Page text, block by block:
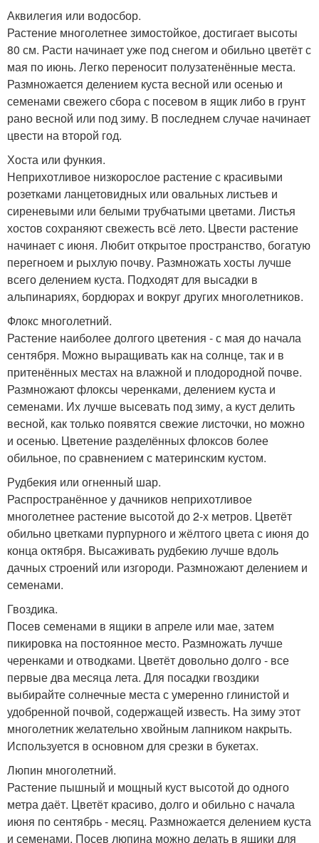
Аквилегия или водосбор.
Растение многолетнее зимостойкое, достигает высоты
80 см. Расти начинает уже под снегом и обильно цветёт с
мая по июнь. Легко переносит полузатенённые места.
Размножается делением куста весной или осенью и
семенами свежего сбора с посевом в ящик либо в грунт
рано весной или под зиму. В последнем случае начинает
цвести на второй год.
Хоста или функия.
Неприхотливое низкорослое растение с красивыми
розетками ланцетовидных или овальных листьев и
сиреневыми или белыми трубчатыми цветами. Листья
хостов сохраняют свежесть всё лето. Цвести растение
начинает с июня. Любит открытое пространство, богатую
перегноем и рыхлую почву. Размножать хосты лучше
всего делением куста. Подходят для высадки в
альпинариях, бордюрах и вокруг других многолетников.
Флокс многолетний.
Растение наиболее долгого цветения - с мая до начала
сентября. Можно выращивать как на солнце, так и в
притенённых местах на влажной и плодородной почве.
Размножают флоксы черенками, делением куста и
семенами. Их лучше высевать под зиму, а куст делить
весной, как только появятся свежие листочки, но можно
и осенью. Цветение разделённых флоксов более
обильное, по сравнением с материнским кустом.
Рудбекия или огненный шар.
Распространённое у дачников неприхотливое
многолетнее растение высотой до 2-х метров. Цветёт
обильно цветками пурпурного и жёлтого цвета с июня до
конца октября. Высаживать рудбекию лучше вдоль
дачных строений или изгороди. Размножают делением и
семенами.
Гвоздика.
Посев семенами в ящики в апреле или мае, затем
пикировка на постоянное место. Размножать лучше
черенками и отводками. Цветёт довольно долго - все
первые два месяца лета. Для посадки гвоздики
выбирайте солнечные места с умеренно глинистой и
удобренной почвой, содержащей известь. На зиму этот
многолетник желательно хвойным лапником накрыть.
Используется в основном для срезки в букетах.
Люпин многолетний.
Растение пышный и мощный куст высотой до одного
метра даёт. Цветёт красиво, долго и обильно с начала
июня по сентябрь - месяц. Размножается делением куста
и семенами. Посев люпина можно делать в ящики для